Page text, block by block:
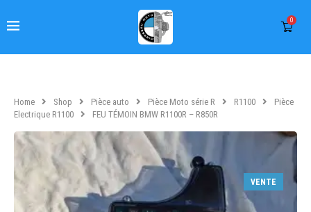
0
Home Shop Pièce auto Pièce Moto série R R1100
Pièce
Electrique R1100
FEU TÉMOIN BMW R1100R – R850R
VENTE